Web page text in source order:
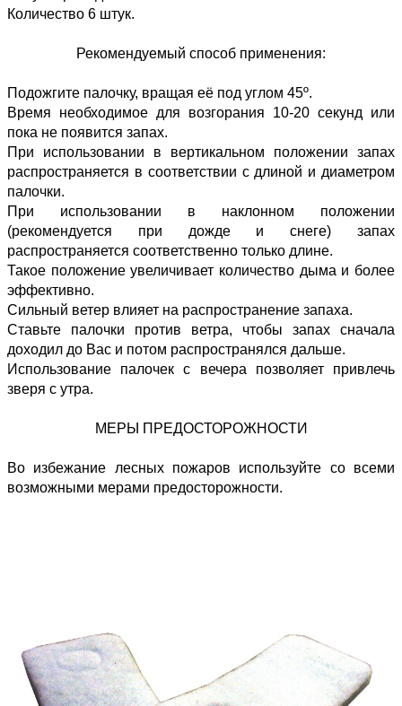
Количество 6 штук.
Рекомендуемый способ применения:
Подожгите палочку, вращая её под углом 45º.
Время необходимое для возгорания 10-20 секунд или
пока не появится запах.
При использовании в вертикальном положении запах
распространяется в соответствии с длиной и диаметром
палочки.
При использовании в наклонном положении
(рекомендуется при дожде и снеге) запах
распространяется соответственно только длине.
Такое положение увеличивает количество дыма и более
эффективно.
Сильный ветер влияет на распространение запаха.
Ставьте палочки против ветра, чтобы запах сначала
доходил до Вас и потом распространялся дальше.
Использование палочек с вечера позволяет привлечь
зверя с утра.
МЕРЫ ПРЕДОСТОРОЖНОСТИ
Во избежание лесных пожаров используйте со всеми
возможными мерами предосторожности.